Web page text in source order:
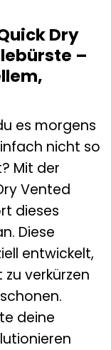
Quick Dry
–
es morgens
nicht so
Mit der
Vented
dieses
Diese
entwickelt,
verkürzen
deine